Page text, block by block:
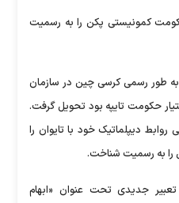
حکومت کمونیستی پکن را به رسمیت
دولت مستقر در پکن در سال ۱۹۷۱ به طور رسمی کرسی چین در سازمان
حکومت تایپه بود تحویل گرفت.
دیپلماتیک خود با تایوان را
را به رسمیت شناخت.
جدیدی تحت عنوان «ابهام